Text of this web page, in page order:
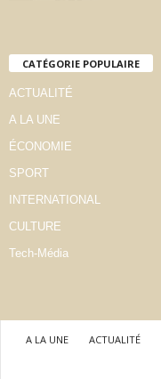
CATÉGORIE POPULAIRE
ACTUALITÉ
A LA UNE
ÉCONOMIE
SPORT
INTERNATIONAL
CULTURE
Tech-Média
A LA UNE ACTUALITÉ